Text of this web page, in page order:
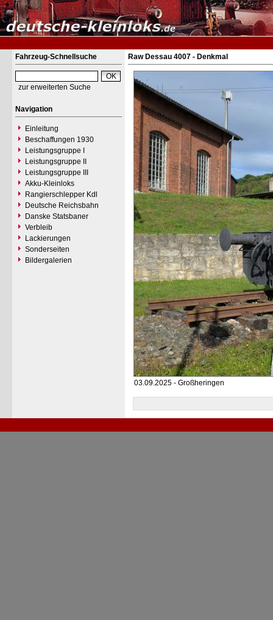
Fahrzeug-Schnellsuche
zur erweiterten Suche
Navigation
Einleitung
Beschaffungen 1930
Leistungsgruppe I
Leistungsgruppe II
Leistungsgruppe III
Akku-Kleinloks
Rangierschlepper Kdl
Deutsche Reichsbahn
Danske Statsbaner
Verbleib
Lackierungen
Sonderseiten
Bildergalerien
Raw Dessau 4007 - Denkmal
03.09.2025 - Großheringen